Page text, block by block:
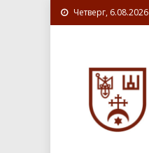
Четверг, 6.08.2026